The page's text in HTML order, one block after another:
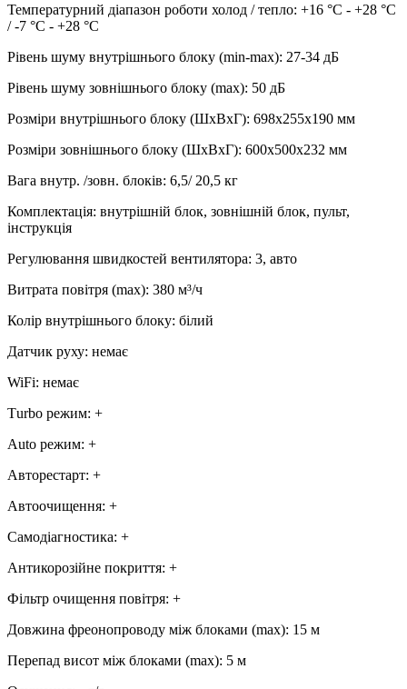
Температурний діапазон роботи холод / тепло: +16 °С - +28 °С
/ -7 °С - +28 °С
Рівень шуму внутрішнього блоку (min-max): 27-34 дБ
Рівень шуму зовнішнього блоку (max): 50 дБ
Розміри внутрішнього блоку (ШхВхГ): 698х255х190 мм
Розміри зовнішнього блоку (ШхВхГ): 600х500х232 мм
Вага внутр. /зовн. блоків: 6,5/ 20,5 кг
Комплектація: внутрішній блок, зовнішній блок, пульт,
інструкція
Регулювання швидкостей вентилятора: 3, авто
Витрата повітря (max): 380 м³/ч
Колір внутрішнього блоку: білий
Датчик руху: немає
WiFi: немає
Тurbo режим: +
Аuto режим: +
Авторестарт: +
Автоочищення: +
Самодіагностика: +
Антикорозійне покриття: +
Фільтр очищення повітря: +
Довжина фреонопроводу між блоками (max): 15 м
Перепад висот між блоками (max): 5 м